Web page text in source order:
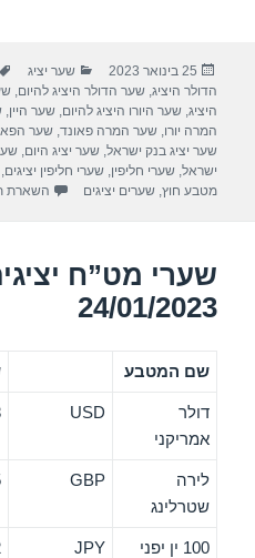
e
b
o
o
er
e
פורסם
בתאריך
25 בינואר 2023 קטגוריות
שער יציג
הדולר היציג,שער הדולר היציג להיום,
היציג,שער היורו היציג להיום,שער היין,
המרה יורו,שער המרה פאונד,שער
שער יציג בנק ישראל,שער יציג היום,
ישראל,שערי חליפין,שערי חליפין יציגים
מטבע חוץ,שערים יציגים השארת
שערי מט”ח
24/01/2023
שם המטבע
דולר
אמריקני
USD
לירה
שטרלינג
GBP
100 ין יפני JPY